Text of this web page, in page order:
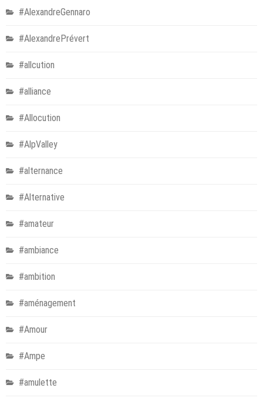
#AlexandreGennaro
#AlexandrePrévert
#allcution
#alliance
#Allocution
#AlpValley
#alternance
#Alternative
#amateur
#ambiance
#ambition
#aménagement
#Amour
#Ampe
#amulette